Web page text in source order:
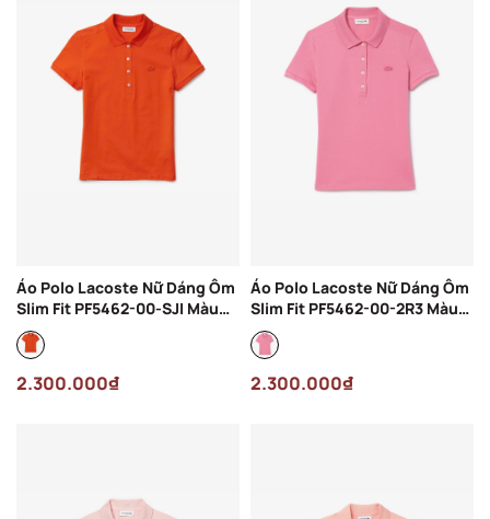
Áo Polo Lacoste Nữ Dáng Ôm
Slim Fit PF5462-00-SJI Màu
Cam
2.300.000₫
Áo Polo Lacoste Nữ Dáng Ôm
Slim Fit PF5462-00-2R3 Màu
Hồng
2.300.000₫